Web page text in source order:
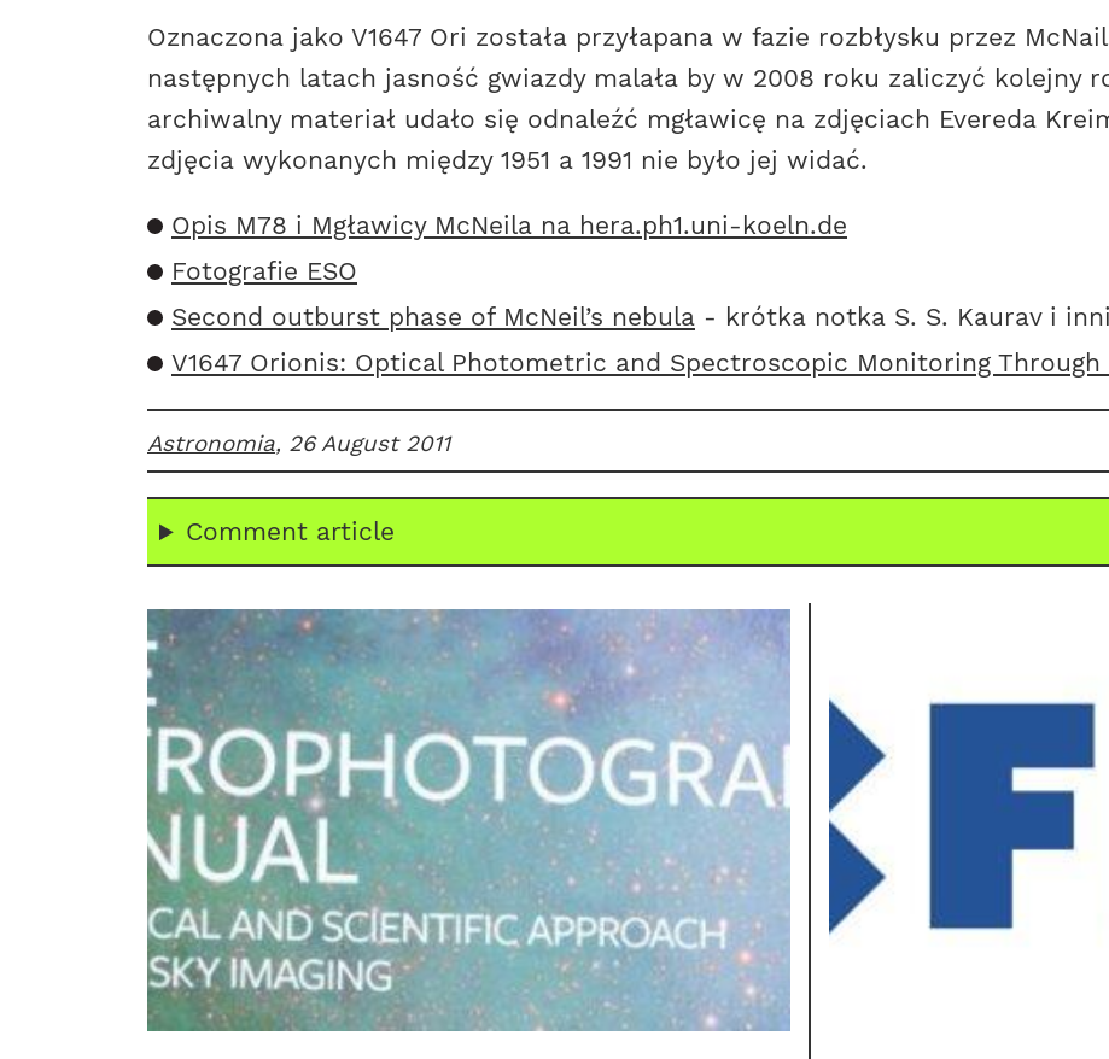
Oznaczona jako V1647 Ori została przyłapana w fazie rozbłysku przez
następnych latach jasność gwiazdy malała by w 2008 roku zaliczyć kolejny
archiwalny materiał udało się odnaleźć mgławicę na zdjęciach Evereda
zdjęcia wykonanych między 1951 a 1991 nie było jej widać.
Opis M78 i Mgławicy McNeila na hera.ph1.uni-koeln.de
Fotografie ESO
Second outburst phase of McNeil’s nebula - krótka notka S. S. Kaurav i
V1647 Orionis: Optical Photometric and Spectroscopic Monitoring
Astronomia, 26 August 2011
Comment article